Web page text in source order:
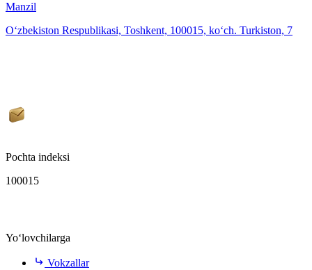
Manzil
O‘zbekiston Respublikasi, Toshkent, 100015, ko‘ch. Turkiston, 7
Pochta indeksi
100015
Yo‘lovchilarga
Vokzallar